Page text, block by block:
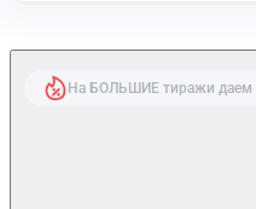
На БОЛЬШИЕ тиражи